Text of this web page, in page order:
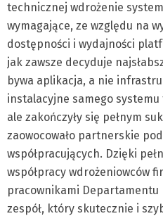
technicznej wdrożenie
wymagające, ze względu na
dostępności i wydajności
jak zawsze decyduje
bywa aplikacja, a nie
instalacyjne samego systemu
ale zakończyły się pełnym
zaowocowało partnerskie
współpracujących. Dzięki
współpracy wdrożeniowców
pracownikami
zespół, który skutecznie i